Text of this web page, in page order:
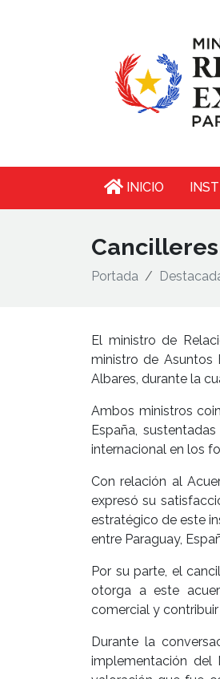
INICIO
Portada
El ministro de
ministro de Asuntos
Albares, durante la
Ambos ministros
España,
internacional en los
Con relación al
expresó su
estratégico de este
entre Paraguay,
Por su parte, el
otorga a este
comercial y
Durante la
implementación del